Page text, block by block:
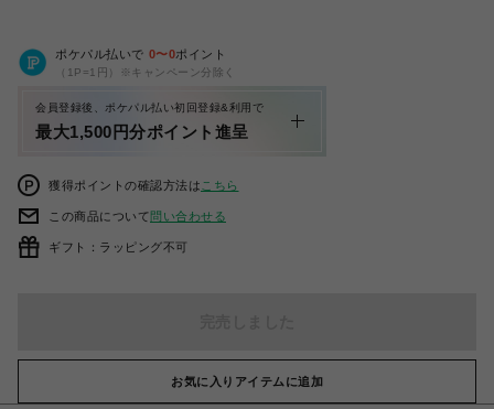
ポケパル払いで 0〜0ポイント
（1P=1円）※キャンペーン分除く
会員登録後、ポケパル払い初回登録&利用で
最大1,500円分ポイント進呈
獲得ポイントの確認方法は こちら
この商品について問い合わせる
ギフト：ラッピング不可
お気に入りアイテムに追加